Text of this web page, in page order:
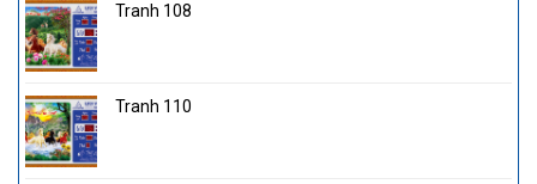
Tranh 108
Tranh 110